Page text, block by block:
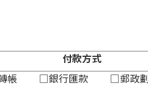
付款方式
轉帳 □銀行匯款